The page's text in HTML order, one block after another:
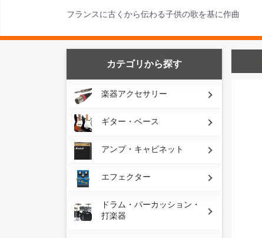
フランスに古くから伝わる子供の歌を基に作曲
カテゴリから探す
楽器アクセサリー
ギター・ベース
アンプ・キャビネット
エフェクター
ドラム・パーカッション・
打楽器